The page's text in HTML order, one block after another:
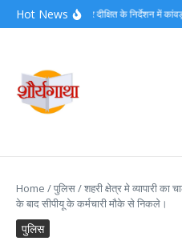
Skip to content
Hot Newsडीएम मयूर दीक्षित के निर्देशन में
Home /पुलिस/शहरी क्षेत्र मे व्यापारी का
के बाद सीपीयू के कर्मचारी मौके से निकले।
पुलिस